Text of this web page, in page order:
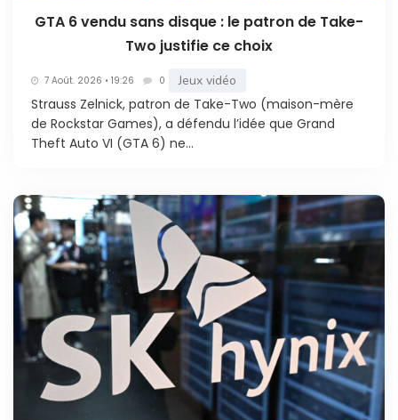
GTA 6 vendu sans disque : le patron de Take-
Two justifie ce choix
7 Août. 2026 • 19:26 0 Jeux vidéo
Strauss Zelnick, patron de Take-Two (maison-mère
de Rockstar Games), a défendu l’idée que Grand
Theft Auto VI (GTA 6) ne...